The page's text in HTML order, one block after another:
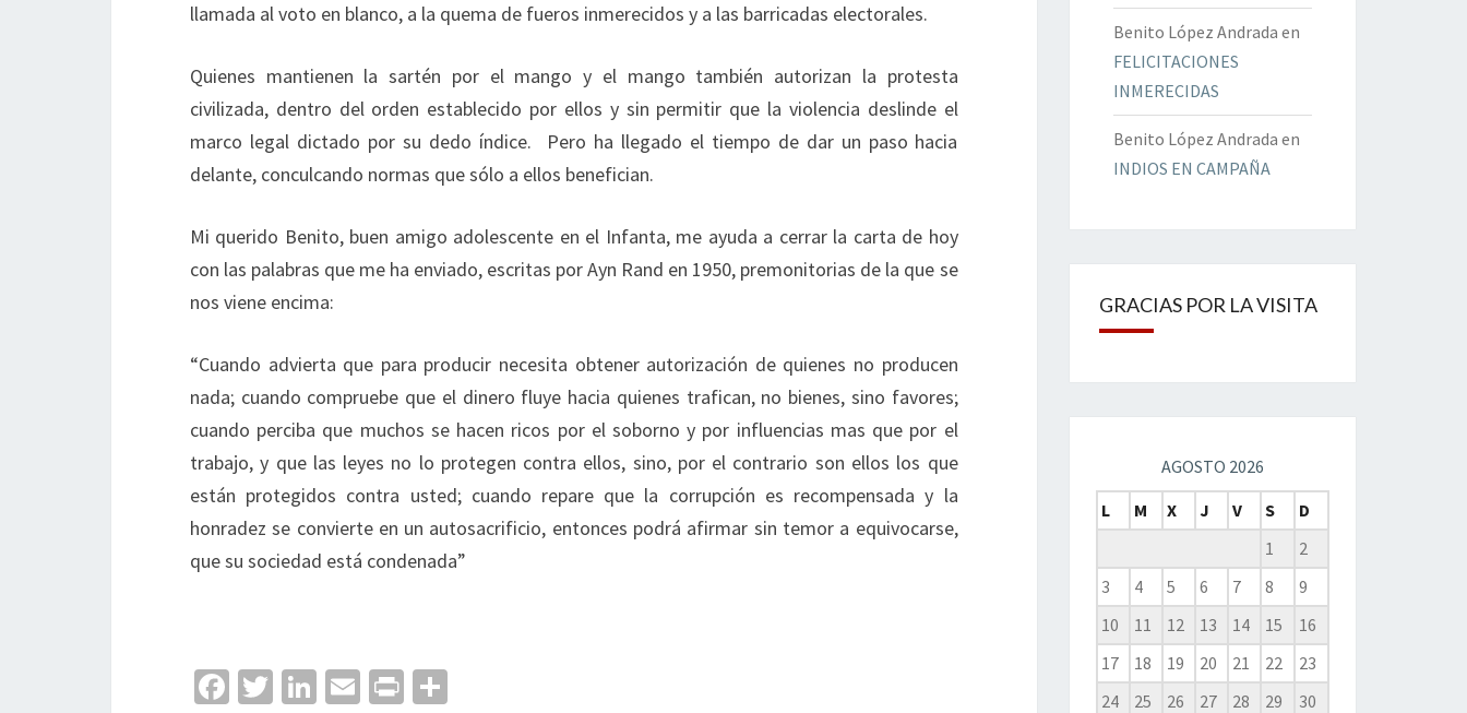
llamada al voto en blanco, a la quema de fueros inmerecidos y a las barricadas electorales.
Quienes mantienen la sartén por el mango y el mango también autorizan la protesta
civilizada, dentro del orden establecido por ellos y sin permitir que la violencia deslinde el
marco legal dictado por su dedo índice. Pero ha llegado el tiempo de dar un paso hacia
delante, conculcando normas que sólo a ellos benefician.
Mi querido Benito, buen amigo adolescente en el Infanta, me ayuda a cerrar la carta de hoy
con las palabras que me ha enviado, escritas por Ayn Rand en 1950, premonitorias de la que se
nos viene encima:
“Cuando advierta que para producir necesita obtener autorización de quienes no producen
nada; cuando compruebe que el dinero fluye hacia quienes trafican, no bienes, sino favores;
cuando perciba que muchos se hacen ricos por el soborno y por influencias mas que por el
trabajo, y que las leyes no lo protegen contra ellos, sino, por el contrario son ellos los que
están protegidos contra usted; cuando repare que la corrupción es recompensada y la
honradez se convierte en un autosacrificio, entonces podrá afirmar sin temor a equivocarse,
que su sociedad está condenada”
Fa T
Li
E
Pr
Benito López Andrada en
FELICITACIONES
INMERECIDAS
Benito López Andrada en
INDIOS EN CAMPAÑA
GRACIAS POR LA VISITA
AGOSTO 2026
L
M X J V S
D
1
2
3
4 5 6 7 8
9
10
11 12 13 14 15
16
17
18 19 20 21 22
23
24
25 26 27 28 29
30